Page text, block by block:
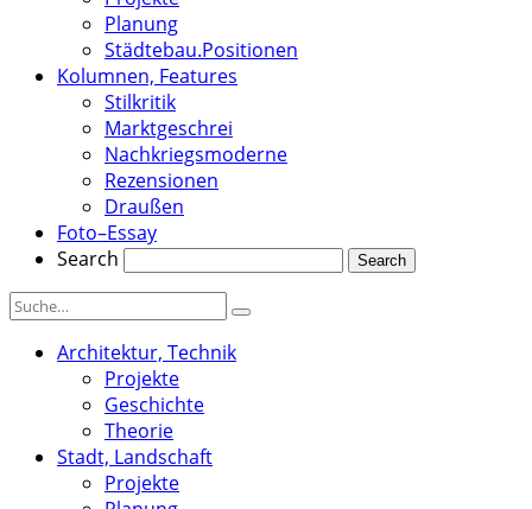
Planung
Städtebau.Positionen
Kolumnen, Features
Stilkritik
Marktgeschrei
Nachkriegsmoderne
Rezensionen
Draußen
Foto–Essay
Search
Architektur, Technik
Projekte
Geschichte
Theorie
Stadt, Landschaft
Projekte